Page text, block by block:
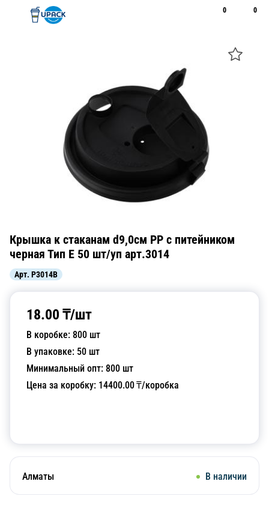
0 0
Крышка к стаканам d9,0см PP с питейником
черная Тип Е 50 шт/уп арт.3014
Арт. P3014B
18.00 ₸/шт
В коробке: 800 шт
В упаковке: 50 шт
Минимальный опт: 800 шт
Цена за коробку: 14400.00₸/коробка
Алматы В наличии